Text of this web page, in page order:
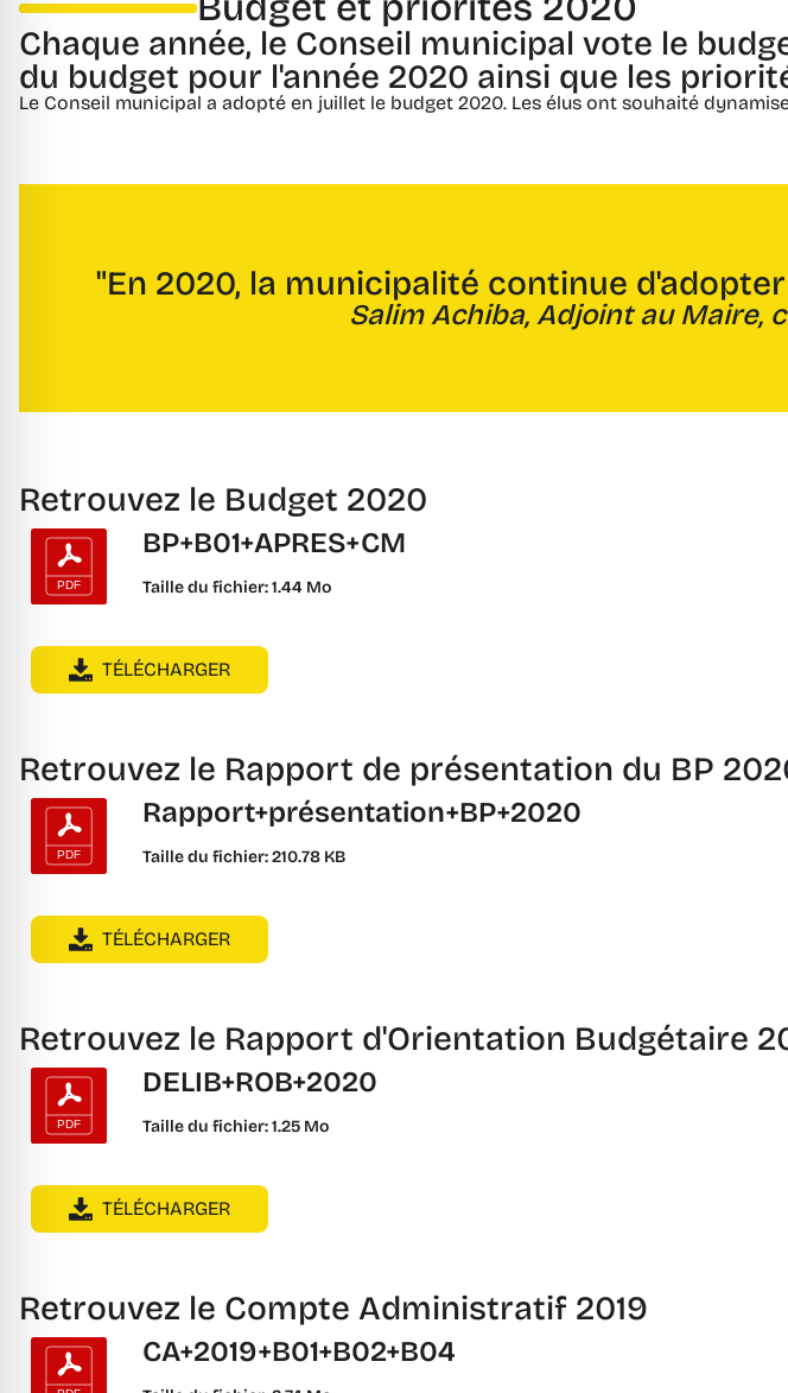
Chaque année, le Conseil municipal vote le
du budget pour l'année 2020 ainsi que les
Le Conseil municipal a adopté en juillet le budget 2020. Les élus ont souhaité
"En 2020, la municipalité continue
Salim Achiba, Adjoint au
Retrouvez le Budget 2020
BP+B01+APRES+CM
Taille du fichier: 1.44 Mo
TÉLÉCHARGER
Retrouvez le Rapport de présentation du BP
Rapport+présentation+BP+2020
Taille du fichier: 210.78 KB
TÉLÉCHARGER
Retrouvez le Rapport d'Orientation Budgétaire
DELIB+ROB+2020
Taille du fichier: 1.25 Mo
TÉLÉCHARGER
Retrouvez le Compte Administratif 2019
CA+2019+B01+B02+B04